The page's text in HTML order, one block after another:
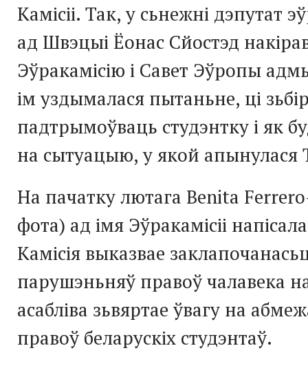
Камісіі. Так, у сьнежні дэпутат
ад Швэцыі Ёонас Сйостэд
Эўракамісію і Савет Эўропы
ім уздымалася пытаньне, ці
падтрымоўваць студэнтку і як
на сытуацыю, у якой
На пачатку лютага Benita
фота) ад імя Эўракамісіі
Камісія выказвае
парушэньняў правоў чалавека
асабліва зьвяртае ўвагу на
правоў беларускіх студэнтаў.